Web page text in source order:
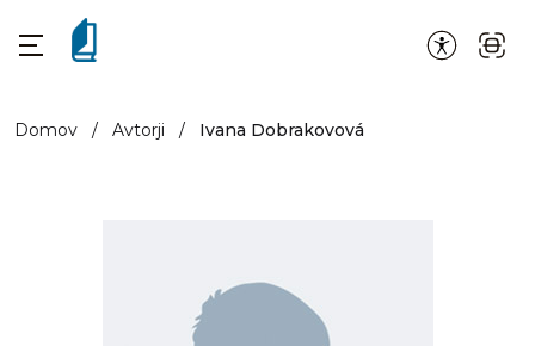
Domov / Avtorji / Ivana Dobrakovová